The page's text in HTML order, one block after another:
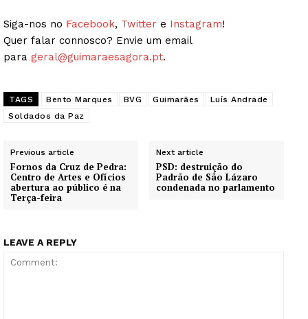
Siga-nos no Facebook, Twitter e Instagram!
Quer falar connosco? Envie um email
para geral@guimaraesagora.pt.
TAGS Bento Marques BVG Guimarães
Luís Andrade
Soldados da Paz
Previous article
Fornos da Cruz de Pedra:
Centro de Artes e Ofícios
abertura ao público é na
Terça-feira
Next article
PSD: destruição do
Padrão de São Lázaro
condenada no parlamento
LEAVE A REPLY